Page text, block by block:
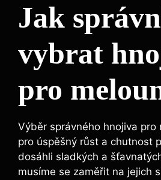
Jak
vybrat
pro⁤
Výběr správného hnojiva pro
pro úspěšný růst a chutnost
dosáhli ⁢sladkých a
musíme se zaměřit na jejich